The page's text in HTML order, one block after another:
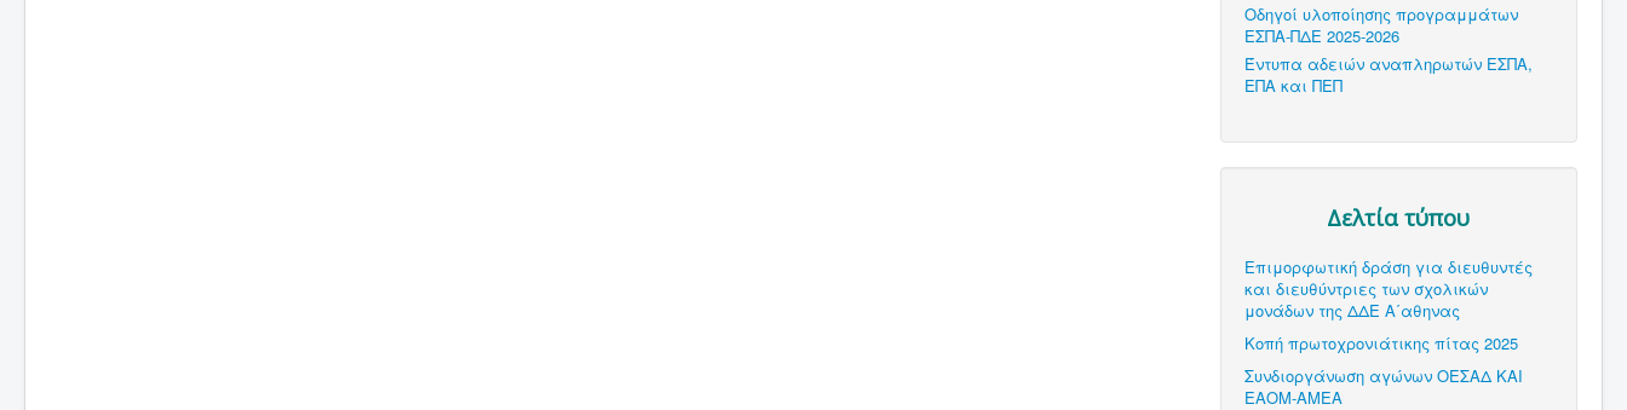
Οδηγοί υλοποίησης προγραμμάτων
ΕΣΠΑ-ΠΔΕ 2025-2026
Έντυπα αδειών αναπληρωτών ΕΣΠΑ,
ΕΠΑ και ΠΕΠ
Δελτία τύπου
Επιμορφωτική δράση για διευθυντές
και διευθύντριες των σχολικών
μονάδων της ΔΔΕ Α΄αθηνας
Κοπή πρωτοχρονιάτικης πίτας 2025
Συνδιοργάνωση αγώνων ΟΕΣΑΔ ΚΑΙ
ΕΑΟΜ-ΑΜΕΑ